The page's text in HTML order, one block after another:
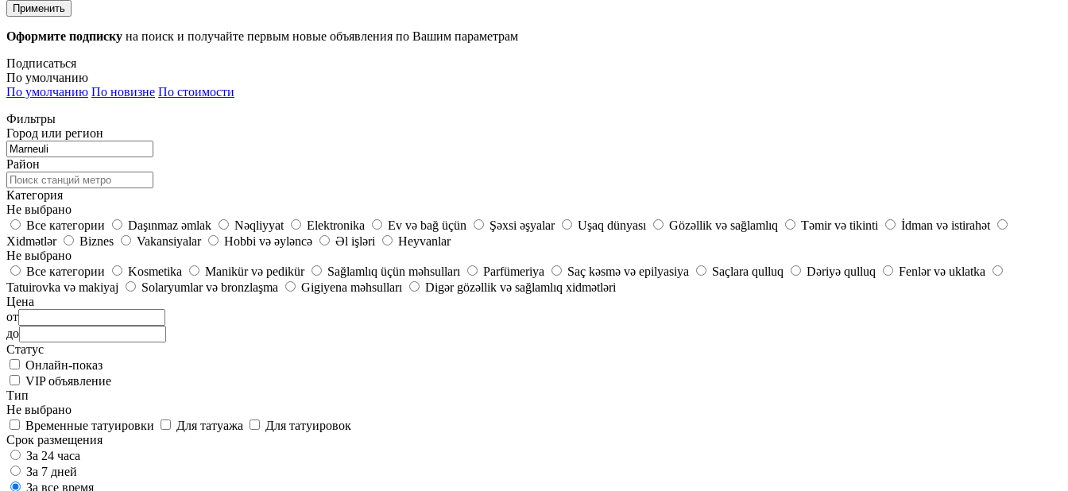
Применить
Оформите подписку на поиск и получайте первым новые объявления по Вашим параметрам
Подписаться
По умолчанию
По умолчанию По новизне По стоимости
Фильтры
Город или регион
Район
Категория
Не выбрано
Все категории
Daşınmaz əmlak Nəqliyyat Elektronika Ev və bağ üçün Şəxsi əşyalar Uşaq dünyası Gözəllik və sağlamlıq Təmir və tikinti
İdman və istirahət
Xidmətlər
Biznes Vakansiyalar Hobbi və əyləncə Əl işləri
Heyvanlar
Не выбрано
Все категории
Kosmetika Manikür və pedikür Sağlamlıq üçün məhsulları Parfümeriya Saç kəsmə və epilyasiya Saçlara qulluq Dəriyə qulluq
Fenlər və uklatka
Tatuirovka və makiyaj
Solaryumlar və bronzlaşma Gigiyena məhsulları
Digər gözəllik və sağlamlıq xidmətləri
Цена
от
до
Статус
Онлайн-показ
VIP объявление
Тип
Не выбрано
Временные татуировки
Для татуажа
Для татуировок
Срок размещения
За 24 часа
За 7 дней
За все время